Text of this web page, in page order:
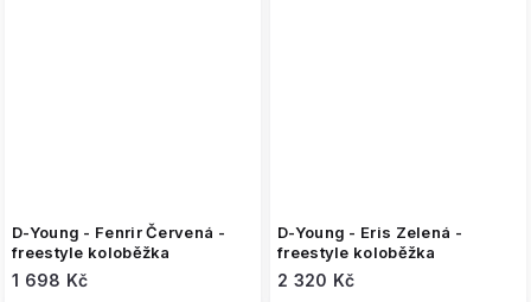
D-Young - Fenrir Červená -
freestyle koloběžka
1 698 Kč
D-Young - Eris Zelená -
freestyle koloběžka
2 320 Kč